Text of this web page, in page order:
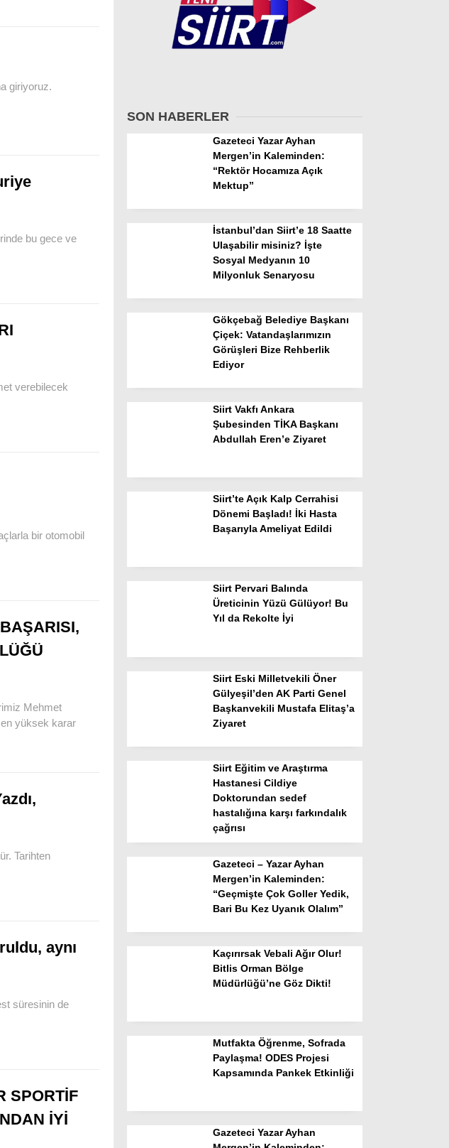
giriyoruz.
bu gece ve
verebilecek
bir otomobil
Mehmet
yüksek karar
Tarihten
aynı
süresinin de
SPORTİF
İYİ
SON HABERLER
Gazeteci Yazar Ayhan
Mergen’in Kaleminden:
“Rektör Hocamıza Açık
Mektup”
İstanbul’dan Siirt’e 18 Saatte
Ulaşabilir misiniz? İşte
Sosyal Medyanın 10
Milyonluk Senaryosu
Gökçebağ Belediye Başkanı
Çiçek: Vatandaşlarımızın
Görüşleri Bize Rehberlik
Ediyor
Siirt Vakfı Ankara
Şubesinden TİKA Başkanı
Abdullah Eren’e Ziyaret
Siirt’te Açık Kalp Cerrahisi
Dönemi Başladı! İki Hasta
Başarıyla Ameliyat Edildi
Siirt Pervari Balında
Üreticinin Yüzü Gülüyor! Bu
Yıl da Rekolte İyi
Siirt Eski Milletvekili Öner
Gülyeşil’den AK Parti Genel
Başkanvekili Mustafa Elitaş’a
Ziyaret
Siirt Eğitim ve Araştırma
Hastanesi Cildiye
Doktorundan sedef
hastalığına karşı farkındalık
çağrısı
Gazeteci – Yazar Ayhan
Mergen’in Kaleminden:
“Geçmişte Çok Goller Yedik,
Bari Bu Kez Uyanık Olalım”
Kaçırırsak Vebali Ağır Olur!
Bitlis Orman Bölge
Müdürlüğü’ne Göz Dikti!
Mutfakta Öğrenme, Sofrada
Paylaşma! ODES Projesi
Kapsamında Pankek Etkinliği
Gazeteci Yazar Ayhan